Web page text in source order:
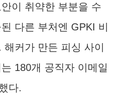
이 취약한 부분을 수
다른 부처엔 GPKI 비
커가 만든 피싱 사이
180개 공직자 이메일
다.